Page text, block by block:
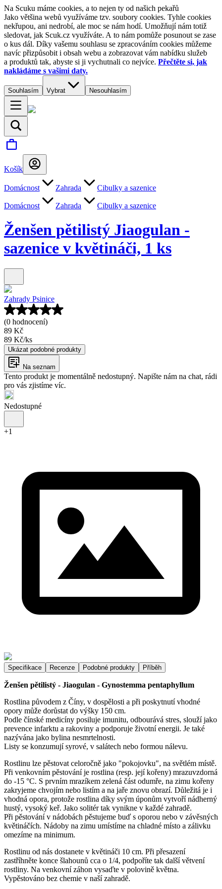
Na Scuku máme cookies, a to nejen ty od našich pekařů
Jako většina webů využíváme tzv. soubory cookies. Tyhle cookies
nekřupou, ani nedrobí, ale moc se nám hodí. Umožňují nám totiž
sledovat, jak Scuk.cz využíváte. A to nám pomůže posunout se zase
o kus dál. Díky vašemu souhlasu se zpracováním cookies můžeme
navíc přizpůsobit i obsah webu a zobrazovat vám nabídku služeb
a produktů tak, abyste si ji vychutnali co nejvíce. Přečtěte si, jak
nakládáme s vašimi daty.
Souhlasím Vybrat Nesouhlasím
Košík
Domácnost Zahrada Cibulky a sazenice
Domácnost Zahrada Cibulky a sazenice
Ženšen pětilistý Jiaogulan -
sazenice v květináči, 1 ks
Zahrady Psinice
(0 hodnocení)
89 Kč
89 Kč/ks
Ukázat podobné produkty
Na seznam
Tento produkt je momentálně nedostupný. Napište nám na chat, rádi
pro vás zjistíme víc.
Nedostupné
+1
Specifikace Recenze Podobné produkty Příběh
Ženšen pětilistý - Jiaogulan - Gynostemma pentaphyllum
Rostlina původem z Číny, v dospělosti a při poskytnutí vhodné
opory může dorůstat do výšky 150 cm.
Podle čínské medicíny posiluje imunitu, odbourává stres, slouží jako
prevence infarktu a rakoviny a podporuje životní energii. Je také
nazývána jako bylina nesmrtelnosti.
Listy se konzumují syrové, v salátech nebo formou nálevu.
Rostlinu lze pěstovat celoročně jako "pokojovku", na světlém místě.
Při venkovním pěstování je rostlina (resp. její kořeny) mrazuvzdorná
do -15 °C. S prvním mrazíkem zelená část odumře, na zimu kořeny
zakryjeme chvojím nebo listím a na jaře znovu obrazí. Důležitá je i
vhodná opora, protože rostlina díky svým úponům vytvoří nádherný
hustý, vysoký keř. Jako solitér tak vynikne v každé zahradě.
Při pěstování v nádobách pěstujeme buď s oporou nebo v závěsných
květináčích. Nádoby na zimu umístíme na chladné místo a zálivku
omezíme na minimum.
Rostlinu od nás dostanete v květináči 10 cm. Při přesazení
zastříhněte konce šlahounů cca o 1/4, podpoříte tak další větvení
rostliny. Na venkovní záhon vysaďte v polovině května.
Vypěstováno bez chemie v naší zahradě.